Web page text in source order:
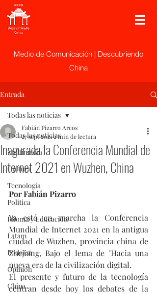
Medio de Comunicación | Descubriendo
China
Entrada
Todas las noticias
Multimedia
Cultura
Tecnología
Politica
Idioma y Educación
Latam
Podcast
Opinión
China
Todas las noticias
Inagurada la Conferencia Mundial de
Internet 2021 en Wuzhen, China
Fabián Pizarro Arcos
27 sept 20212 min de lectura
Por Fabián Pizarro
Ya está en marcha la Conferencia
Mundial de Internet 2021 en la antigua
ciudad de Wuzhen, provincia china de
Zhejiang, Bajo el lema de "Hacia una
nueva era de la civilización digital.
El presente y futuro de la tecnología
centran desde hoy los debates de la